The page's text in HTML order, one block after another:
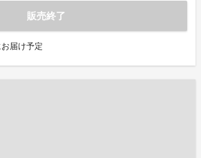
販売終了
届け予定